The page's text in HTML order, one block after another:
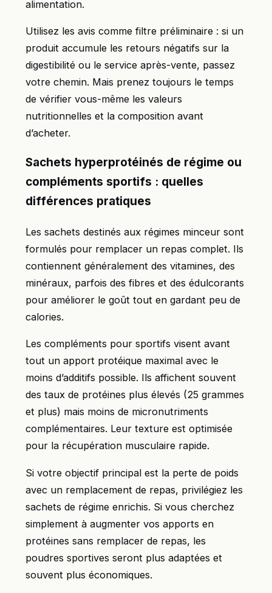
alimentation.
Utilisez les avis comme filtre préliminaire : si un
produit accumule les retours négatifs sur la
digestibilité ou le service après-vente, passez
votre chemin. Mais prenez toujours le temps
de vérifier vous-même les valeurs
nutritionnelles et la composition avant
d’acheter.
Sachets hyperprotéinés de régime ou
compléments sportifs : quelles
différences pratiques
Les sachets destinés aux régimes minceur sont
formulés pour remplacer un repas complet. Ils
contiennent généralement des vitamines, des
minéraux, parfois des fibres et des édulcorants
pour améliorer le goût tout en gardant peu de
calories.
Les compléments pour sportifs visent avant
tout un apport protéique maximal avec le
moins d’additifs possible. Ils affichent souvent
des taux de protéines plus élevés (25 grammes
et plus) mais moins de micronutriments
complémentaires. Leur texture est optimisée
pour la récupération musculaire rapide.
Si votre objectif principal est la perte de poids
avec un remplacement de repas, privilégiez les
sachets de régime enrichis. Si vous cherchez
simplement à augmenter vos apports en
protéines sans remplacer de repas, les
poudres sportives seront plus adaptées et
souvent plus économiques.